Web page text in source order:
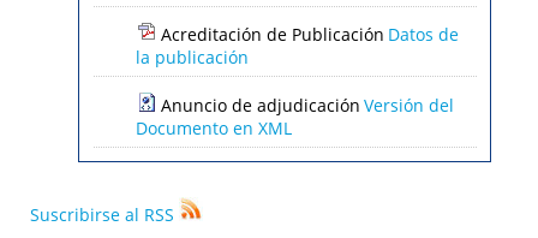
Acreditación de Publicación Datos de
la publicación
Anuncio de adjudicación Versión del
Documento en XML
Suscribirse al RSS